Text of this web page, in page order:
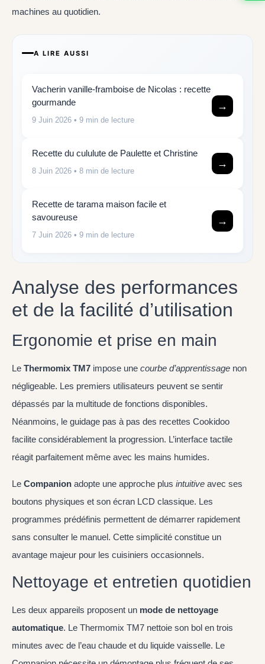
machines au quotidien.
A LIRE AUSSI
Vacherin vanille-framboise de Nicolas : recette
gourmande
9 Juin 2026 • 9 min de lecture
→
Recette du cululute de Paulette et Christine
8 Juin 2026 • 8 min de lecture
→
Recette de tarama maison facile et
savoureuse
7 Juin 2026 • 9 min de lecture
→
Analyse des performances
et de la facilité d’utilisation
Ergonomie et prise en main
Le Thermomix TM7 impose une courbe d’apprentissage non
négligeable. Les premiers utilisateurs peuvent se sentir
dépassés par la multitude de fonctions disponibles.
Néanmoins, le guidage pas à pas des recettes Cookidoo
facilite considérablement la progression. L’interface tactile
réagit parfaitement même avec les mains humides.
Le Companion adopte une approche plus intuitive avec ses
boutons physiques et son écran LCD classique. Les
programmes prédéfinis permettent de démarrer rapidement
sans consulter le manuel. Cette simplicité constitue un
avantage majeur pour les cuisiniers occasionnels.
Nettoyage et entretien quotidien
Les deux appareils proposent un mode de nettoyage
automatique. Le Thermomix TM7 nettoie son bol en trois
minutes avec de l’eau chaude et du liquide vaisselle. Le